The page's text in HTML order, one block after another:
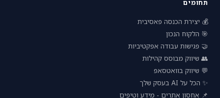
תחומים
💰 יצירת הכנסה פאסיבית
🎯 הלקוח הנכון
🤝 פגישות עבודה אפקטיביות
👥 שיווק מבוסס קהילות
💬 שיווק בוואטסאפ
✨ הכל על AI בעסק שלך
📌 אחסון אתרים - מידע וטיפים